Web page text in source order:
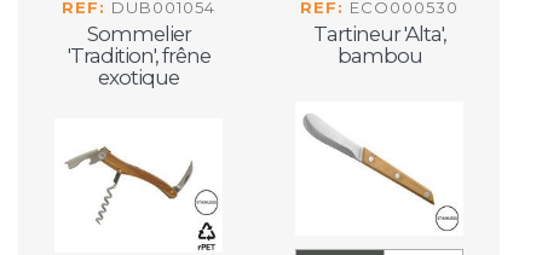
REF: DUB001054
Sommelier
'Tradition', frêne
exotique
REF: ECO000530
Tartineur 'Alta',
bambou